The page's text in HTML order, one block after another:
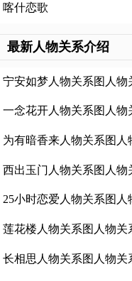
喀什恋歌
最新人物关系介绍
宁安如梦人物关系图人物
一念花开人物关系图人物
为有暗香来人物关系图人
西出玉门人物关系图人物
25小时恋爱人物关系图人
莲花楼人物关系图人物关
长相思人物关系图人物关